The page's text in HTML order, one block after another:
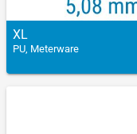
XL
PU, Meterware